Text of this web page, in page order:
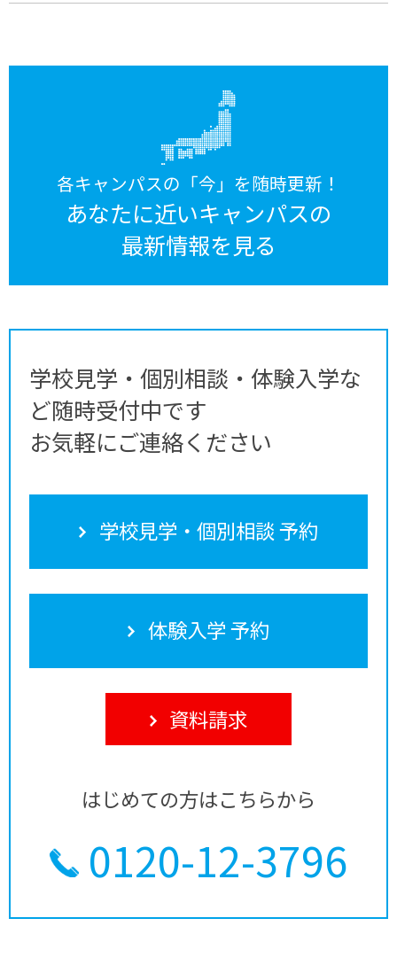
各キャンパスの「今」を随時更新！
あなたに近いキャンパスの
最新情報を見る
学校見学・個別相談・体験入学な
ど随時受付中です
お気軽にご連絡ください
学校見学・個別相談 予約
体験入学 予約
資料請求
はじめての方はこちらから
0120-12-3796